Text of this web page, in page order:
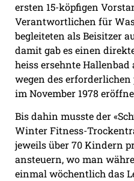
ersten 15-köpfigen
Verantwortlichen für
begleiteten als Beisitzer
damit gab es einen
heiss ersehnte
wegen des erforderlichen
im November 1978
Bis dahin musste der
Winter Fitness-
jeweils über 70 Kindern
ansteuern, wo man
einmal wöchentlich das